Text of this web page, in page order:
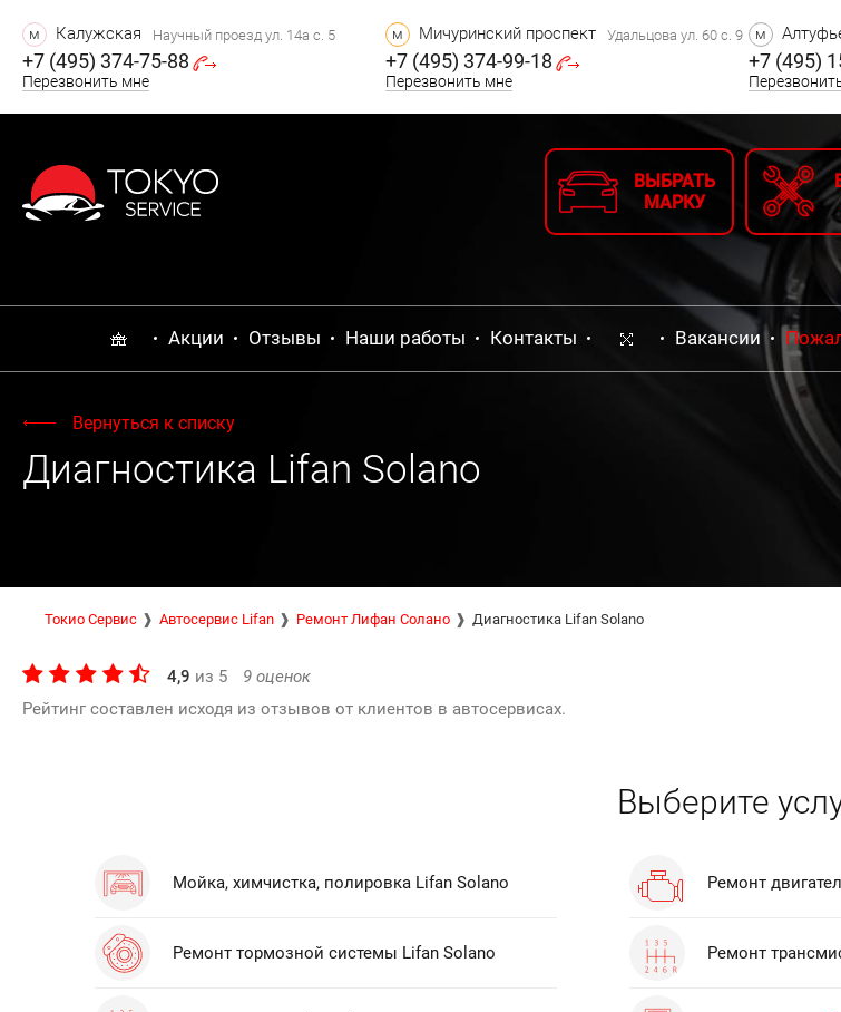
м Калужская Научный проезд ул. 14а с. 5
+7 (495) 374-75-88
Перезвонить мне
м Мичуринский проспект Удальцова ул. 60 с. 9
+7 (495) 374-99-18
Перезвонить мне
м
+7 (495)
ВЫБРАТЬ
МАРКУ
Акции Отзывы Наши работы Контакты Вакансии
Вернуться к списку
Диагностика Lifan Solano
Токио Сервис Автосервис Lifan Ремонт Лифан Солано Диагностика Lifan Solano
4,9 из 5 9 оценок
Рейтинг составлен исходя из отзывов от клиентов в автосервисах.
Выберите
Мойка, химчистка, полировка Lifan Solano Ремонт
Ремонт тормозной системы Lifan Solano Ремонт